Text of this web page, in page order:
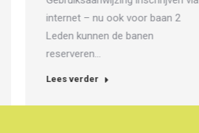
internet – nu ook voor baan 2
Leden kunnen de banen
reserveren…
Lees verder